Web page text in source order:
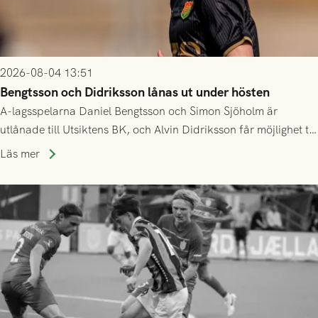
2026-08-04 13:51
Bengtsson och Didriksson lånas ut under hösten
A-lagsspelarna Daniel Bengtsson och Simon Sjöholm är
utlånade till Utsiktens BK, och Alvin Didriksson får möjlighet till
speltid i Hestrafors genom föreningssamarbete.
Läs mer